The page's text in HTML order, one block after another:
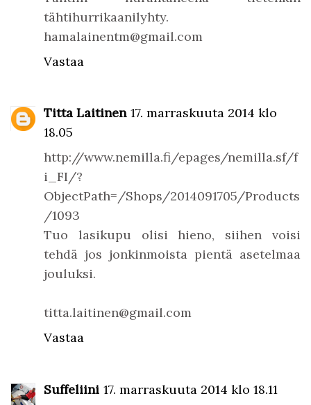
tähtihurrikaanilyhty.
hamalainentm@gmail.com
Vastaa
Titta Laitinen 17. marraskuuta 2014 klo
18.05
http://www.nemilla.fi/epages/nemilla.sf/f
i_FI/?
ObjectPath=/Shops/2014091705/Products
/1093
Tuo lasikupu olisi hieno, siihen voisi
tehdä jos jonkinmoista pientä asetelmaa
jouluksi.
titta.laitinen@gmail.com
Vastaa
Suffeliini 17. marraskuuta 2014 klo 18.11